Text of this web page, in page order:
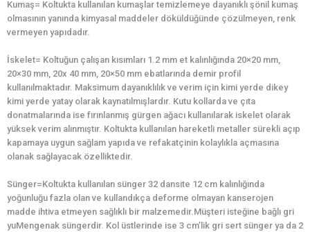
Kumaş= Koltukta kullanılan kumaşlar temizlemeye dayanıklı şönil kumaş
olmasının yanında kimyasal maddeler döküldüğünde çözülmeyen, renk
vermeyen yapıdadır.
İskelet= Koltuğun çalışan kısımları 1.2 mm et kalınlığında 20×20 mm,
20×30 mm, 20x 40 mm, 20×50 mm ebatlarında demir profil
kullanılmaktadır. Maksimum dayanıklılık ve verim için kimi yerde dikey
kimi yerde yatay olarak kaynatılmışlardır. Kutu kollarda ve çıta
donatmalarında ise fırınlanmış gürgen ağacı kullanılarak iskelet olarak
yüksek verim alınmıştır. Koltukta kullanılan hareketli metaller sürekli açıp
kapamaya uygun sağlam yapıda ve refakatçinin kolaylıkla açmasına
olanak sağlayacak özelliktedir.
Sünger=Koltukta kullanılan sünger 32 dansite 12 cm kalınlığında
yoğunluğu fazla olan ve kullandıkça deforme olmayan kanserojen
madde ihtiva etmeyen sağlıklı bir malzemedir.Müşteri isteğine bağlı gri
yuMengenak süngerdir. Kol üstlerinde ise 3 cm’lik gri sert sünger ya da 2